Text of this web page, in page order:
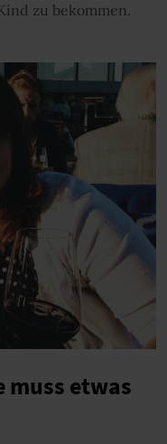
zu bekommen.
muss etwas